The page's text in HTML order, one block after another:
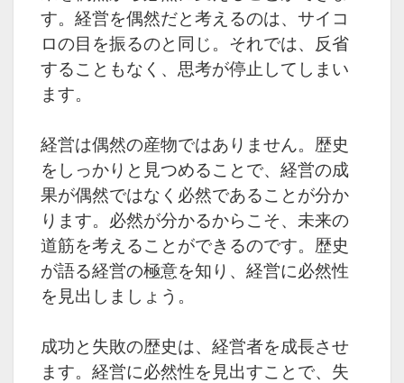
藤原 直哉
す。経営を偶然だと考えるのは、サイコ
ロの目を振るのと同じ。それでは、反省
することもなく、思考が停止してしまい
ます。
経営は偶然の産物ではありません。歴史
をしっかりと見つめることで、経営の成
果が偶然ではなく必然であることが分か
ります。必然が分かるからこそ、未来の
道筋を考えることができるのです。歴史
が語る経営の極意を知り、経営に必然性
を見出しましょう。
成功と失敗の歴史は、経営者を成長させ
ます。経営に必然性を見出すことで、失